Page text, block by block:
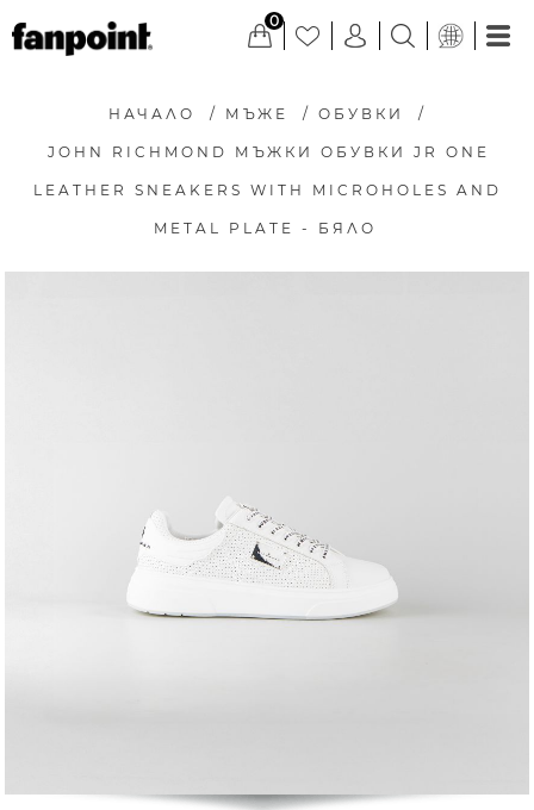
0
НАЧАЛО / МЪЖЕ / ОБУВКИ /
JOHN RICHMOND МЪЖКИ ОБУВКИ JR ONE
LEATHER SNEAKERS WITH MICROHOLES AND
METAL PLATE - БЯЛО